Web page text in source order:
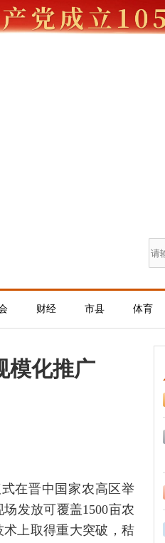
财经 市县 体育
模化推广
在晋中国家农高区举
发放可覆盖1500亩农
上取得重大突破，秸